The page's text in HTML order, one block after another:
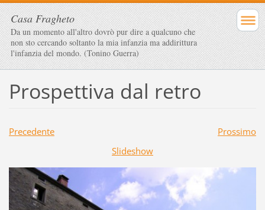
Casa Fragheto
Da un momento all'altro dovrò pur dire a qualcuno che
non sto cercando soltanto la mia infanzia ma addirittura
l'infanzia del mondo. (Tonino Guerra)
Prospettiva dal retro
Precedente
Prossimo
Slideshow